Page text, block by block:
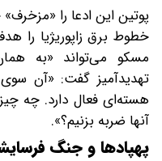
پوتین این ادعا را
خطوط برق زاپوریژیا را
مسکو می‌تواند «به
تهدیدآمیز گفت: «آن سوی
هسته‌ای فعال دارد. چه
آنها ضربه بزنیم؟».
پهپادها و جنگ